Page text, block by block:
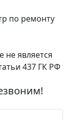
по ремонту
не является
437 ГК РФ